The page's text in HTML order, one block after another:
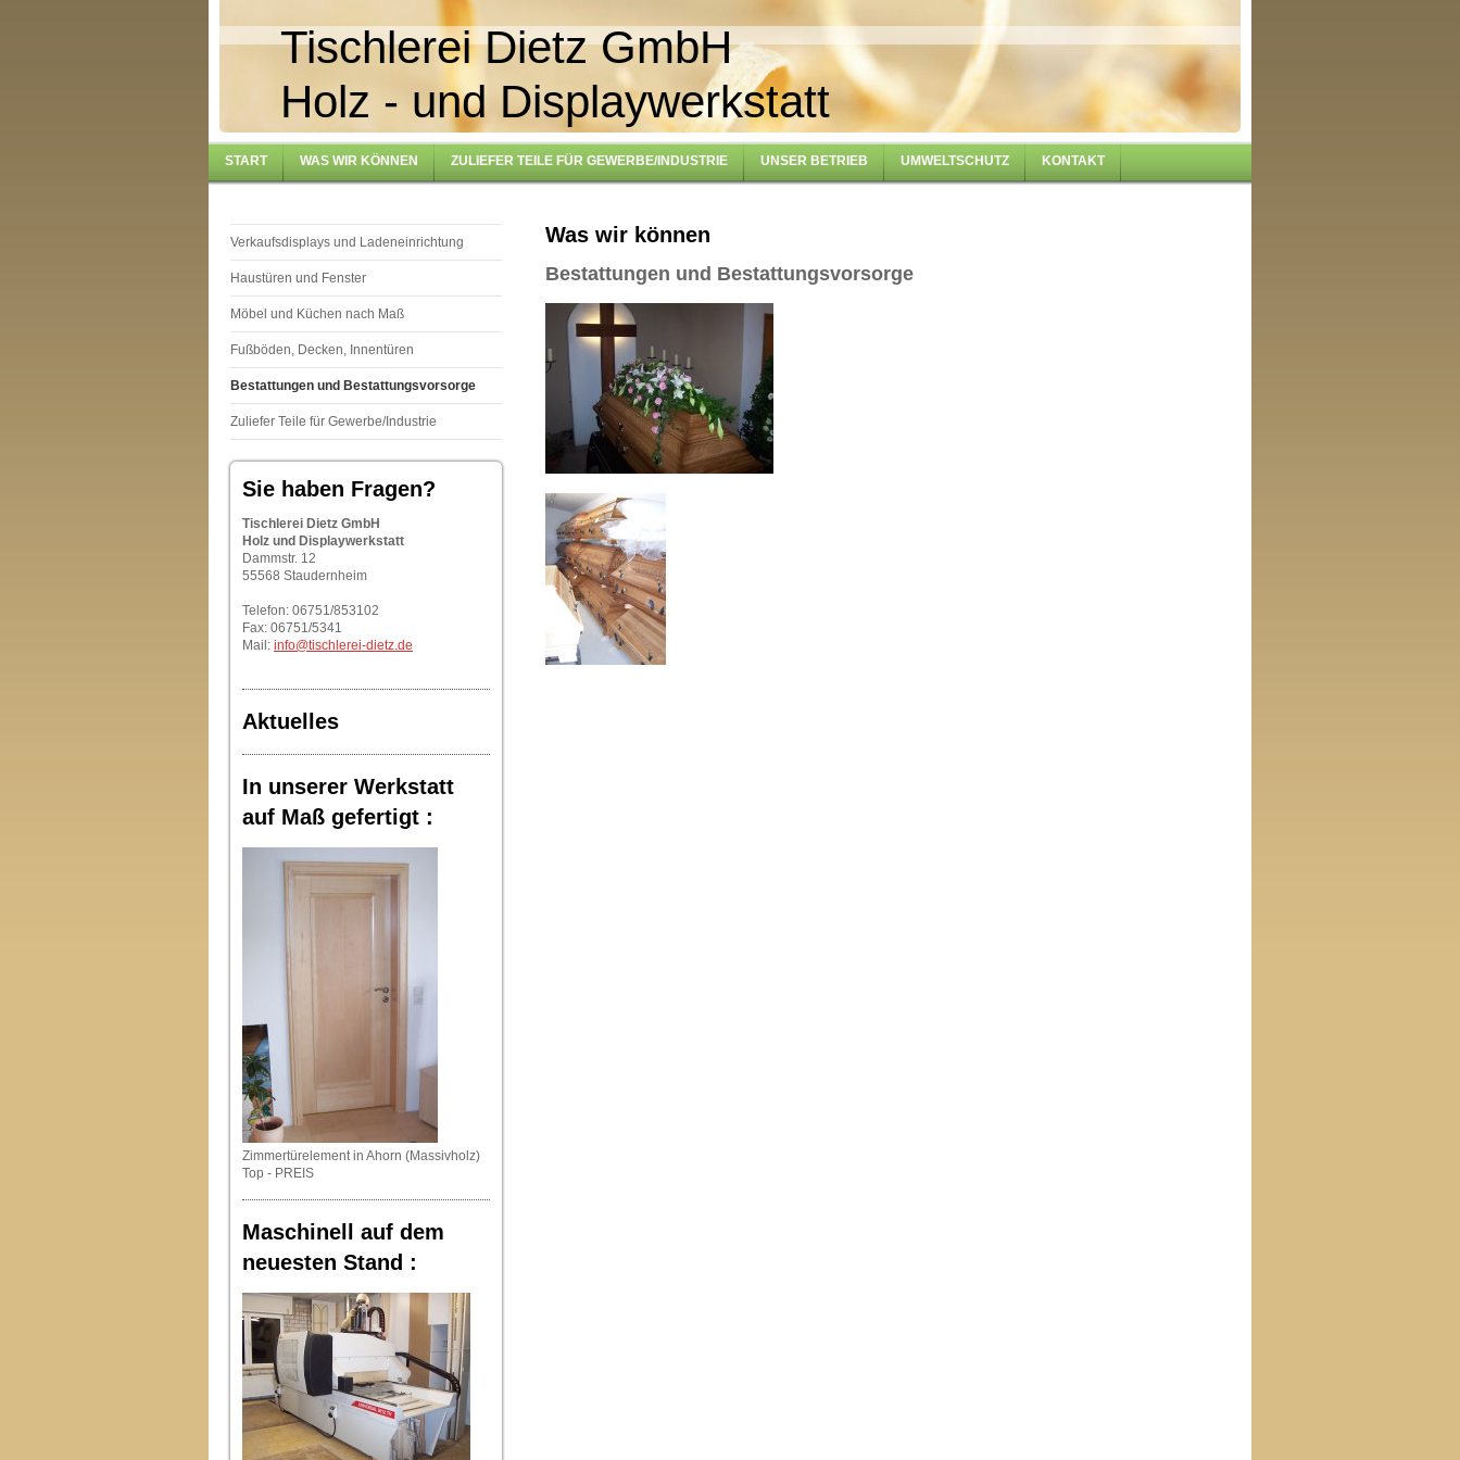
Tischlerei Dietz GmbH
Holz - und Displaywerkstatt
START WAS WIR KÖNNEN ZULIEFER TEILE FÜR GEWERBE/INDUSTRIE UNSER BETRIEB UMWELTSCHUTZ KONTAKT
Verkaufsdisplays und Ladeneinrichtung
Haustüren und Fenster
Möbel und Küchen nach Maß
Fußböden, Decken, Innentüren
Bestattungen und Bestattungsvorsorge
Zuliefer Teile für Gewerbe/Industrie
Sie haben Fragen?
Tischlerei Dietz GmbH
Holz und Displaywerkstatt
Dammstr. 12
55568 Staudernheim
Telefon: 06751/853102
Fax: 06751/5341
Mail: info@tischlerei-dietz.de
Aktuelles
In unserer Werkstatt
auf Maß gefertigt :
Zimmertürelement in Ahorn (Massivholz)
Top - PREIS
Maschinell auf dem
neuesten Stand :
Was wir können
Bestattungen und Bestattungsvorsorge